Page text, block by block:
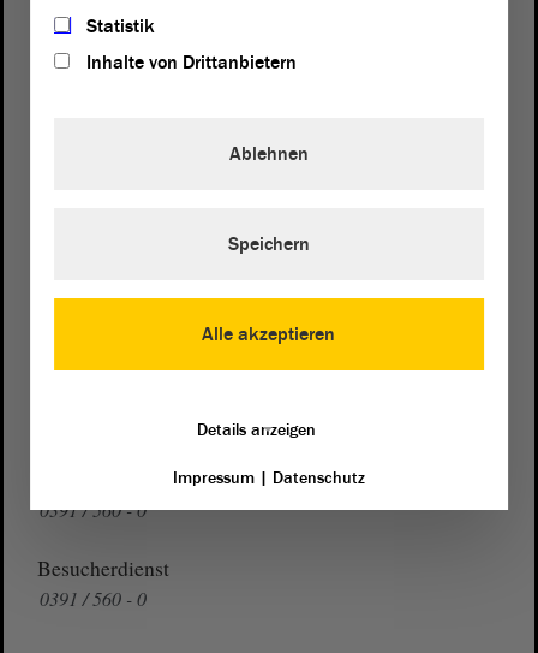
0391 / 560 - 1123
Presse- und Öffentlichkeitsarbeit
0391 / 560 - 0
Besucherdienst
0391 / 560 - 0
Statistik
Inhalte von Drittanbietern
Alle akzeptieren
Ablehnen
Speichern
Details anzeigen
Impressum| Datenschutz